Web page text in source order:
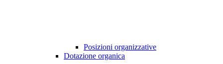
Posizioni organizzative
Dotazione organica